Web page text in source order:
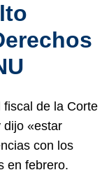
de la Corte
dijo «estar
con los
en febrero.